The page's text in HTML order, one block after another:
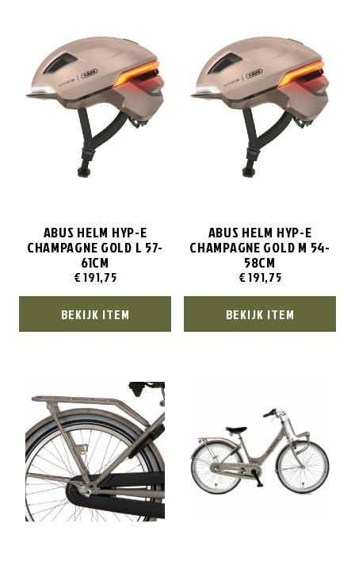
ABUS HELM HYP-E
CHAMPAGNE GOLD L 57-
61CM
€191,75
BEKIJK ITEM
ABUS HELM HYP-E
CHAMPAGNE GOLD M 54-
58CM
€191,75
BEKIJK ITEM